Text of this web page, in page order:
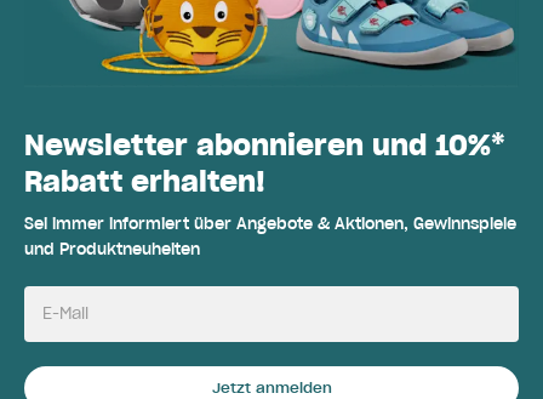
Newsletter abonnieren und 10%*
Rabatt erhalten!
Sei immer informiert über Angebote & Aktionen, Gewinnspiele
und Produktneuheiten
E-Mail
Jetzt anmelden